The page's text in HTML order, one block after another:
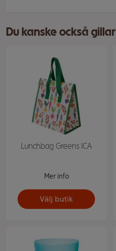
Du kanske också gillar
Lunchbag Greens ICA
Mer info
Välj butik